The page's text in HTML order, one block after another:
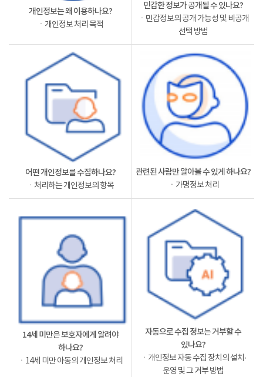
개인정보는 왜 이용하나요?
ㆍ개인정보 처리 목적
민감한 정보가 공개될 수 있나요?
ㆍ민감정보의 공개 가능성 및 비공개
선택 방법
어떤 개인정보를 수집하나요?
ㆍ처리하는 개인정보의 항목
관련된 사람만 알아볼 수 있게 하나요?
ㆍ가명정보 처리
14세 미만은 보호자에게 알려야
하나요?
ㆍ14세 미만 아동의 개인정보 처리
자동으로 수집 정보는 거부할 수
있나요?
ㆍ개인정보 자동 수집 장치의 설치·
운영 및 그 거부 방법